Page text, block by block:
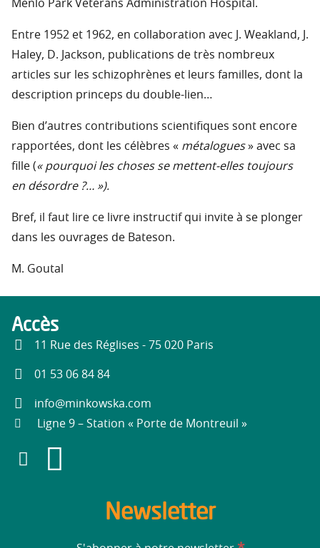
Menlo Park Veterans Administration Hospital.
Entre 1952 et 1962, en collaboration avec J. Weakland, J.
Haley, D. Jackson, publications de très nombreux
articles sur les schizophrènes et leurs familles, dont la
description princeps du double-lien…
Bien d’autres contributions scientifiques sont encore
rapportées, dont les célèbres « métalogues» avec sa
fille (« pourquoi les choses se mettent-elles toujours
en désordre ?… »).
Bref, il faut lire ce livre instructif qui invite à se plonger
dans les ouvrages de Bateson.
M. Goutal
Accès
11 Rue des Réglises - 75 020 Paris
01 53 06 84 84
info@minkowska.com
Ligne 9 – Station « Porte de Montreuil »
Newsletter